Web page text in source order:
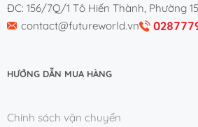
ĐC: 156/7Q/1 Tô Hiến Thành, Phường
contact@futureworld.vn
HƯỚNG DẪN MUA HÀNG
Chính sách vận chuyển